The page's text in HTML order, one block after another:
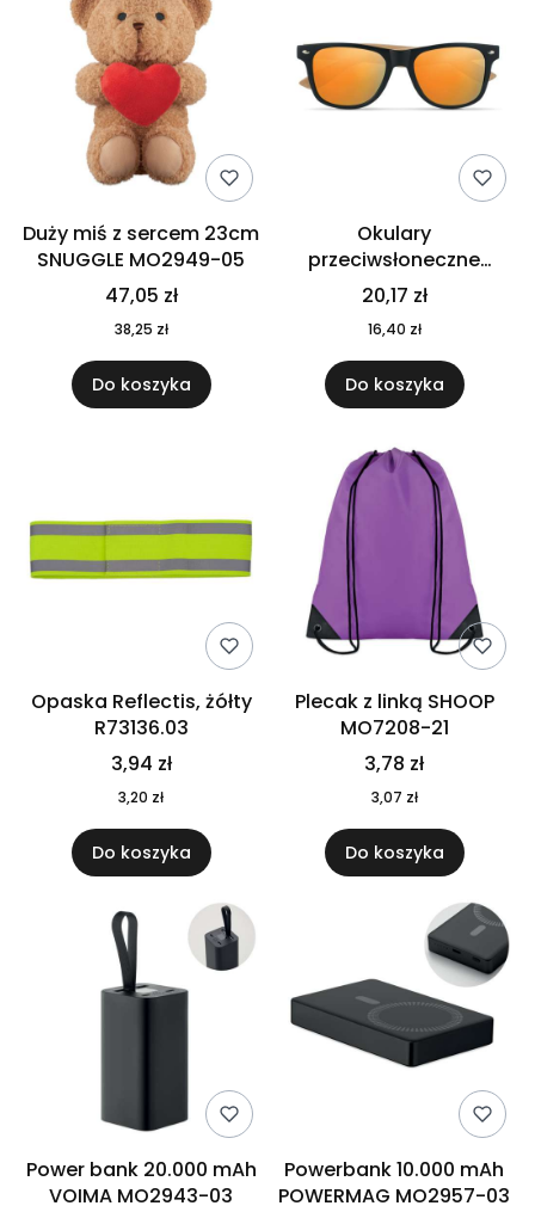
Duży miś z sercem 23cm
SNUGGLE MO2949-05
47,05 zł
38,25 zł
Do koszyka
Okulary
przeciwsłoneczne
CALIFORNIA TOUCH
MO9617-10
20,17 zł
16,40 zł
Do koszyka
Opaska Reflectis, żółty
R73136.03
3,94 zł
3,20 zł
Do koszyka
Plecak z linką SHOOP
MO7208-21
3,78 zł
3,07 zł
Do koszyka
Power bank 20.000 mAh
VOIMA MO2943-03
Powerbank 10.000 mAh
POWERMAG MO2957-03